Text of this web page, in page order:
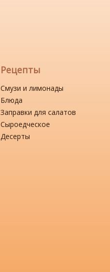
Рецепты
Смузи и лимонады
Блюда
Заправки для салатов
Сыроедческое
Десерты